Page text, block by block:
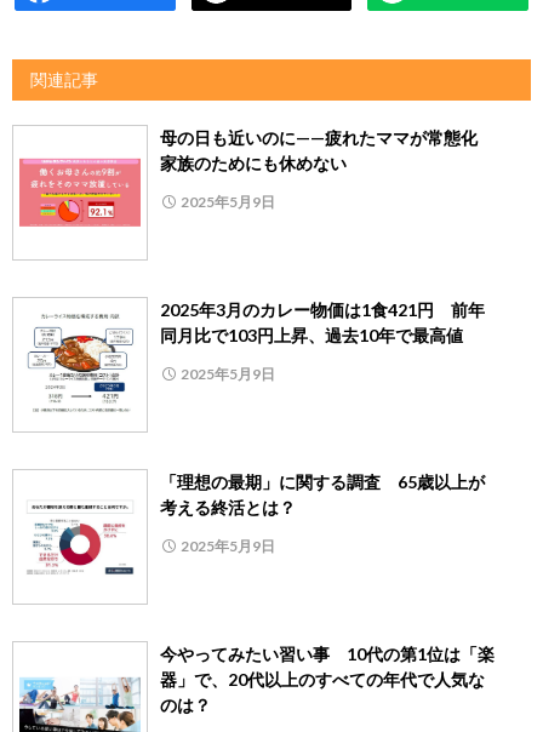
関連記事
母の日も近いのに——疲れたママが常態化
家族のためにも休めない
2025年5月9日
2025年3月のカレー物価は1食421円 前年
同月比で103円上昇、過去10年で最高値
2025年5月9日
「理想の最期」に関する調査 65歳以上が
考える終活とは？
2025年5月9日
今やってみたい習い事 10代の第1位は「楽
器」で、20代以上のすべての年代で人気な
のは？